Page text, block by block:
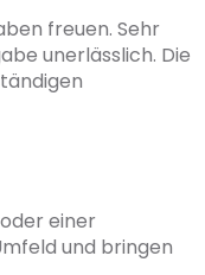
freuen. Sehr
unerlässlich. Die
einer
und bringen